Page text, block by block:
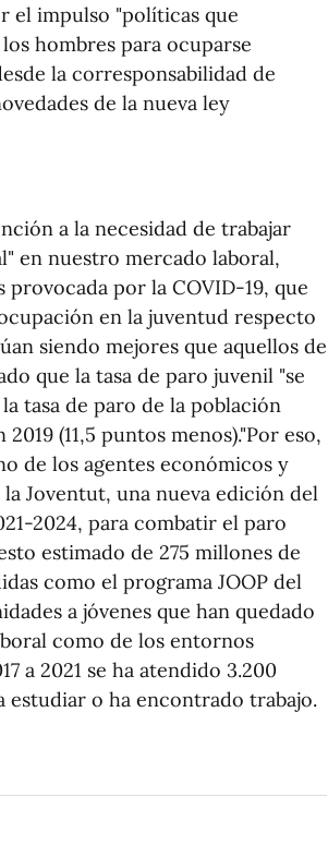
el impulso "políticas que
hombres para ocuparse
la corresponsabilidad de
de la nueva ley
a la necesidad de trabajar
en nuestro mercado laboral,
por la COVID-19, que
en la juventud respecto
siendo mejores que aquellos de
que la tasa de paro juvenil "se
tasa de paro de la población
(11,5 puntos menos)."Por eso,
de los agentes económicos y
Joventut, una nueva edición del
2024, para combatir el paro
estimado de 275 millones de
como el programa JOOP del
a jóvenes que han quedado
como de los entornos
a 2021 se ha atendido 3.200
estudiar o ha encontrado trabajo.